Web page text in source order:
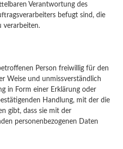
Verantwortung des
befugt sind, die
verarbeiten.
Person freiwillig für den
Weise und unmissverständlich
in Form einer Erklärung oder
Handlung, mit der die
gibt, dass sie mit der
personenbezogenen Daten